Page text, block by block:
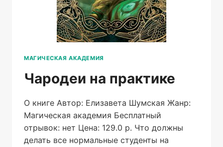
МАГИЧЕСКАЯ АКАДЕМИЯ
Чародеи на практике
О книге Автор: Елизавета Шумская Жанр:
Магическая академия Бесплатный
отрывок: нет Цена: 129.0 р. Что должны
делать все нормальные студенты на